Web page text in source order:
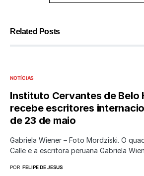
Related Posts
NOTÍCIAS
Instituto Cervantes de Belo
recebe escritores
de 23 de maio
Gabriela Wiener – Foto Mordziski. O
Calle e a escritora peruana Gabriela
POR FELIPE DE JESUS